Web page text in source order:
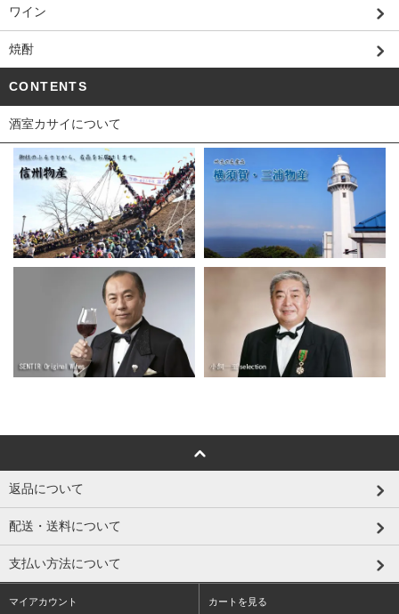
ワイン
焼酎
CONTENTS
酒室カサイについて
返品について
配送・送料について
支払い方法について
マイアカウント カートを見る